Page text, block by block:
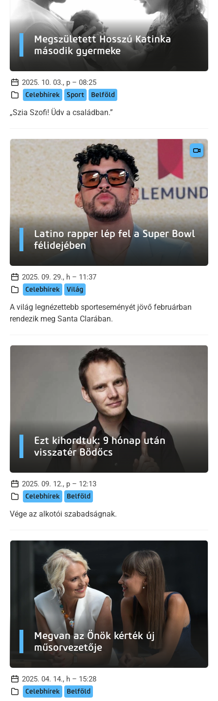
Megszületett Hosszú Katinka
második gyermeke
2025. 10. 03., p – 08:25
Celebhírek Sport Belföld
„Szia Szofi! Üdv a családban.”
Latino rapper lép fel a Super Bowl
félidejében
2025. 09. 29., h – 11:37
Celebhírek Világ
A világ legnézettebb sporteseményét jövő februárban
rendezik meg Santa Clarában.
Ezt kihordtuk: 9 hónap után
visszatér Bödőcs
2025. 09. 12., p – 12:13
Celebhírek Belföld
Vége az alkotói szabadságnak.
Megvan az Önök kérték új
műsorvezetője
2025. 04. 14., h – 15:28
Celebhírek Belföld